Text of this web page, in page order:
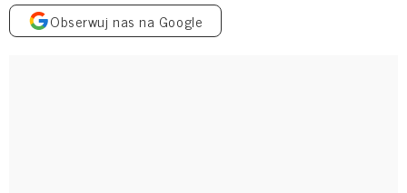
Obserwuj nas na Google